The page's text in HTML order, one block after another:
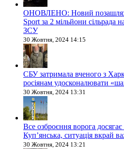
ОНОВЛЕНО: Новий
Sport за 2 мільйони сільрада
ЗСУ
30 Жовтня, 2024 14:15
СБУ затримала вченого з
росіянам удосконалювати
30 Жовтня, 2024 13:31
Все озброєння ворога
Куп’янська, ситуація вкрай
30 Жовтня, 2024 13:21